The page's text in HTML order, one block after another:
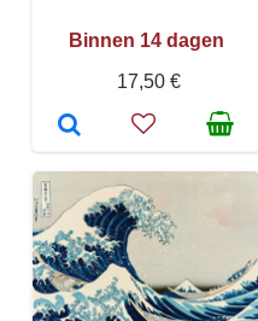
Binnen 14 dagen
17,50 €